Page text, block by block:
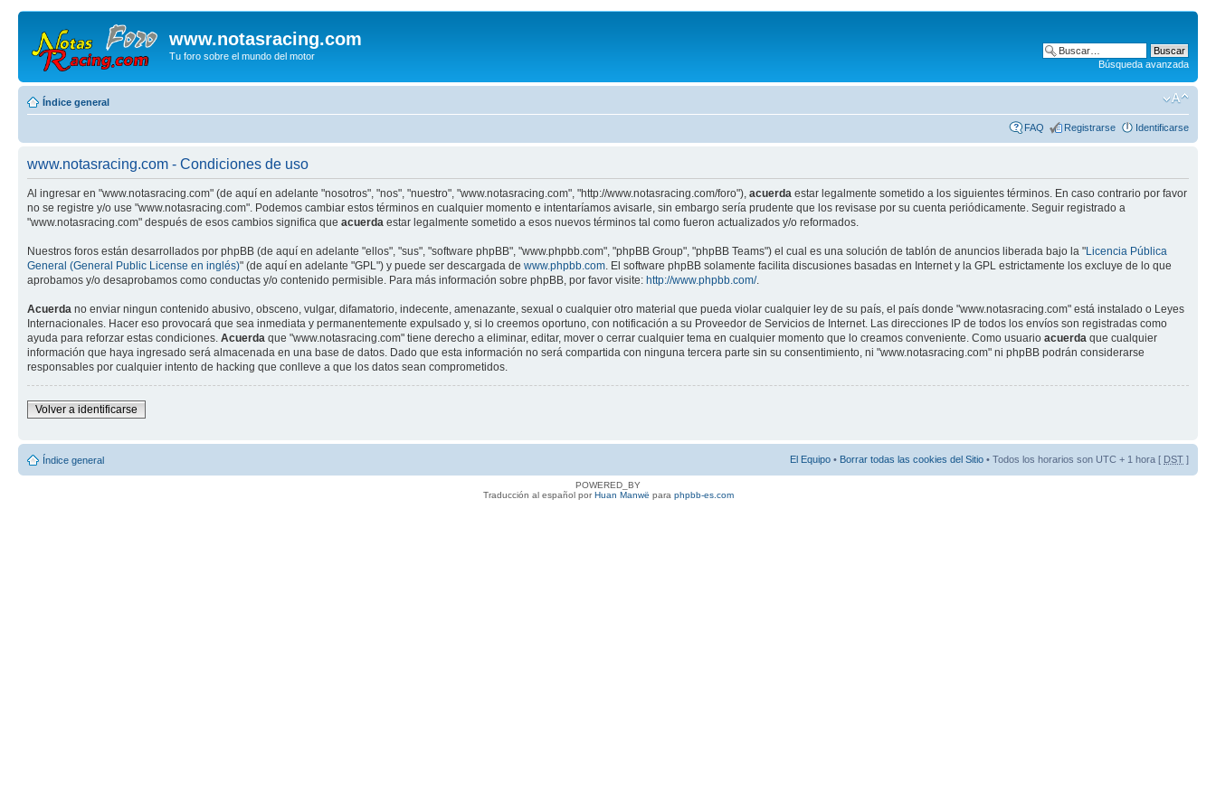
www.notasracing.com
Tu foro sobre el mundo del motor
Búsqueda avanzada
Índice general
FAQ Registrarse Identificarse
www.notasracing.com - Condiciones de uso
Al ingresar en "www.notasracing.com" (de aquí en adelante "nosotros", "nos", "nuestro", "www.notasracing.com", "http://www.notasracing.com/foro"), acuerda estar legalmente sometido a los siguientes términos. En caso contrario por favor
no se registre y/o use "www.notasracing.com". Podemos cambiar estos términos en cualquier momento e intentaríamos avisarle, sin embargo sería prudente que los revisase por su cuenta periódicamente. Seguir registrado a
"www.notasracing.com" después de esos cambios significa que acuerda estar legalmente sometido a esos nuevos términos tal como fueron actualizados y/o reformados.
Nuestros foros están desarrollados por phpBB (de aquí en adelante "ellos", "sus", "software phpBB", "www.phpbb.com", "phpBB Group", "phpBB Teams") el cual es una solución de tablón de anuncios liberada bajo la "Licencia Pública
General (General Public License en inglés)" (de aquí en adelante "GPL") y puede ser descargada de www.phpbb.com . El software phpBB solamente facilita discusiones basadas en Internet y la GPL estrictamente los excluye de lo que
aprobamos y/o desaprobamos como conductas y/o contenido permisible. Para más información sobre phpBB, por favor visite: http://www.phpbb.com/.
Acuerda no enviar ningun contenido abusivo, obsceno, vulgar, difamatorio, indecente, amenazante, sexual o cualquier otro material que pueda violar cualquier ley de su país, el país donde "www.notasracing.com" está instalado o Leyes
Internacionales. Hacer eso provocará que sea inmediata y permanentemente expulsado y, si lo creemos oportuno, con notificación a su Proveedor de Servicios de Internet. Las direcciones IP de todos los envíos son registradas como
ayuda para reforzar estas condiciones. Acuerda que "www.notasracing.com" tiene derecho a eliminar, editar, mover o cerrar cualquier tema en cualquier momento que lo creamos conveniente. Como usuario acuerda que cualquier
información que haya ingresado será almacenada en una base de datos. Dado que esta información no será compartida con ninguna tercera parte sin su consentimiento, ni "www.notasracing.com" ni phpBB podrán considerarse
responsables por cualquier intento de hacking que conlleve a que los datos sean comprometidos.
Volver a identificarse
Índice general El Equipo • Borrar todas las cookies del Sitio • Todos los horarios son UTC + 1 hora [ DST ]
POWERED_BY
Traducción al español porHuan Manwë para phpbb-es.com